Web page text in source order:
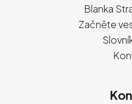
Blanka
Začněte